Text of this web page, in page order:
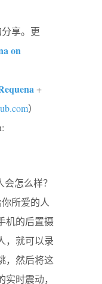
分享。更
on
+
）
怎么样？
所爱的人
机的后置摄
，就可以录
，然后将这
时震动，